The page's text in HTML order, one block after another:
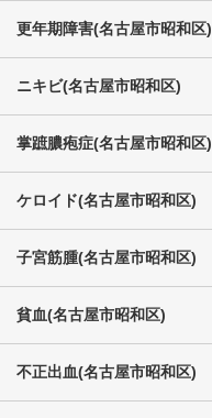
更年期障害(名古屋市昭和区)
ニキビ(名古屋市昭和区)
掌蹠膿疱症(名古屋市昭和区)
ケロイド(名古屋市昭和区)
子宮筋腫(名古屋市昭和区)
貧血(名古屋市昭和区)
不正出血(名古屋市昭和区)